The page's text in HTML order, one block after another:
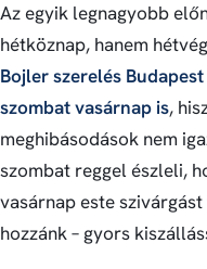
Az egyik legnagyobb
hétköznap, hanem
Bojler szerelés
szombat vasárnap is,
meghibásodások nem
szombat reggel észleli,
vasárnap este
hozzánk – gyors